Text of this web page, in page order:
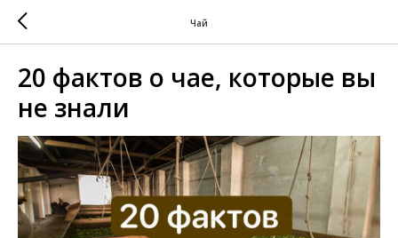
Чай
20 фактов о чае, которые вы
не знали